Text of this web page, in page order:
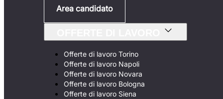
Area candidato
Offerte di lavoro Torino
Offerte di lavoro Napoli
Offerte di lavoro Novara
Offerte di lavoro Bologna
Offerte di lavoro Siena